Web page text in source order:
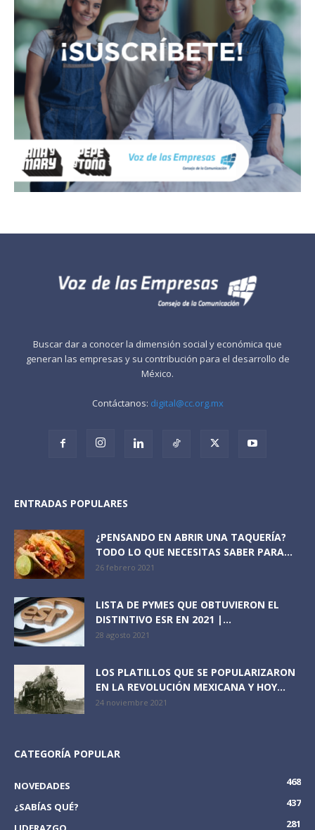
Buscar dar a conocer la dimensión social y económica que
generan las empresas y su contribución para el desarrollo de
México.
Contáctanos: digital@cc.org.mx
ENTRADAS POPULARES
¿PENSANDO EN ABRIR UNA TAQUERÍA?
TODO LO QUE NECESITAS SABER PARA...
26 febrero 2021
LISTA DE PYMES QUE OBTUVIERON EL
DISTINTIVO ESR EN 2021 |...
28 agosto 2021
LOS PLATILLOS QUE SE POPULARIZARON
EN LA REVOLUCIÓN MEXICANA Y HOY...
24 noviembre 2021
CATEGORÍA POPULAR
NOVEDADES
468
¿SABÍAS QUÉ?
437
281